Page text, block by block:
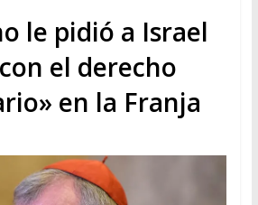
le pidió a Israel
el derecho
en la Franja